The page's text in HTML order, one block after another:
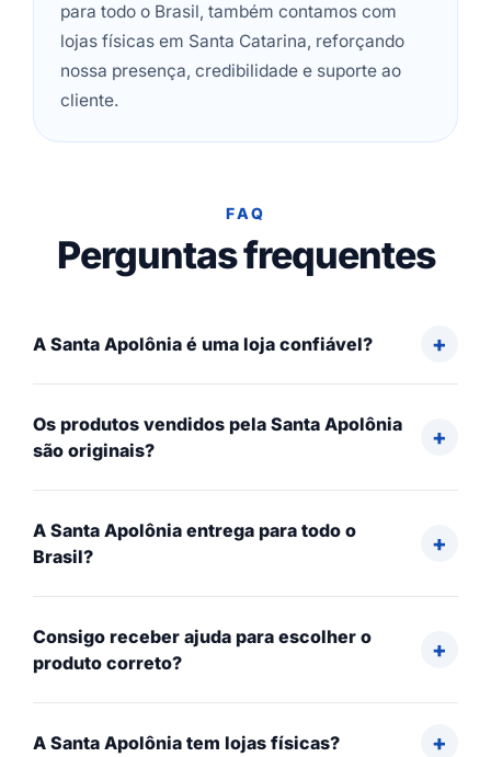
para todo o Brasil, também contamos com
lojas físicas em Santa Catarina, reforçando
nossa presença, credibilidade e suporte ao
cliente.
FAQ
Perguntas frequentes
A Santa Apolônia é uma loja confiável?
Os produtos vendidos pela Santa Apolônia
são originais?
A Santa Apolônia entrega para todo o
Brasil?
Consigo receber ajuda para escolher o
produto correto?
A Santa Apolônia tem lojas físicas?